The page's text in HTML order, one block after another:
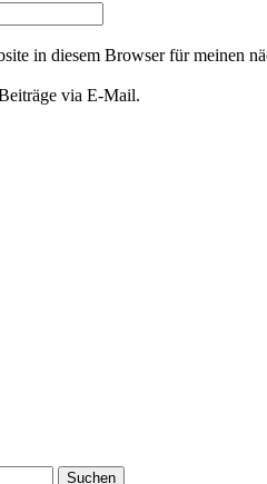
in diesem Browser für meinen
via E-Mail.